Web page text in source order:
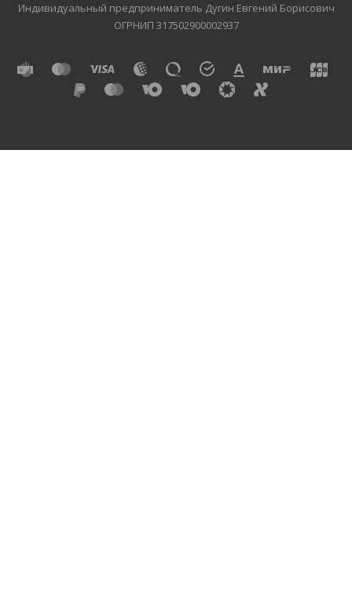
Индивидуальный предприниматель Дугин Евгений Борисович
ОГРНИП 317502900002937